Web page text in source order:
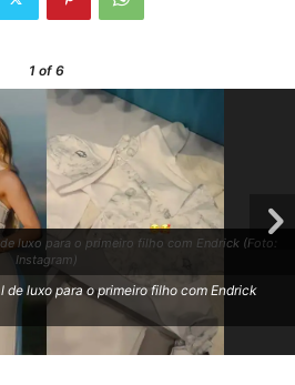
1 of 6
luxo para o primeiro filho com Endrick (Foto:
Instagram)
luxo para o primeiro filho com Endrick